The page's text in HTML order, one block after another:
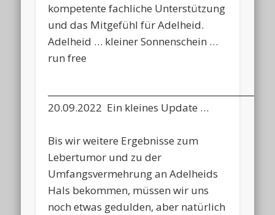
kompetente fachliche Unterstützung
und das Mitgefühl für Adelheid.
Adelheid … kleiner Sonnenschein …
run free
20.09.2022 Ein kleines Update …
Bis wir weitere Ergebnisse zum
Lebertumor und zu der
Umfangsvermehrung an Adelheids
Hals bekommen, müssen wir uns
noch etwas gedulden, aber natürlich